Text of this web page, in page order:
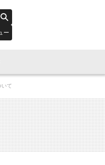
ー
いて